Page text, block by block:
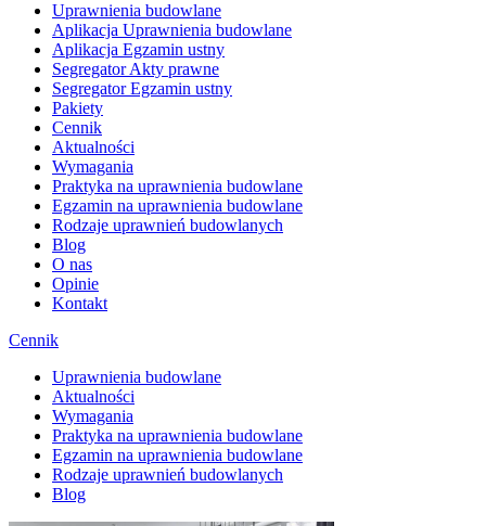
Uprawnienia budowlane
Aplikacja Uprawnienia budowlane
Aplikacja Egzamin ustny
Segregator Akty prawne
Segregator Egzamin ustny
Pakiety
Cennik
Aktualności
Wymagania
Praktyka na uprawnienia budowlane
Egzamin na uprawnienia budowlane
Rodzaje uprawnień budowlanych
Blog
O nas
Opinie
Kontakt
Cennik
Uprawnienia budowlane
Aktualności
Wymagania
Praktyka na uprawnienia budowlane
Egzamin na uprawnienia budowlane
Rodzaje uprawnień budowlanych
Blog